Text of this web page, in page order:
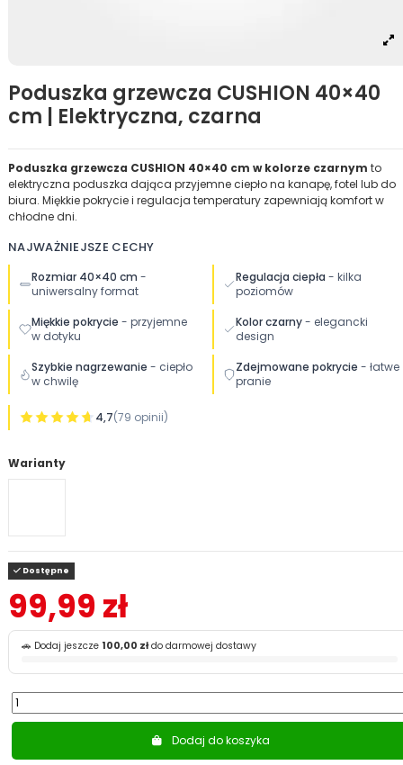
Poduszka grzewcza CUSHION 40×40
cm | Elektryczna, czarna
Poduszka grzewcza CUSHION 40×40 cm w kolorze czarnym to
elektryczna poduszka dająca przyjemne ciepło na kanapę, fotel lub do
biura. Miękkie pokrycie i regulacja temperatury zapewniają komfort w
chłodne dni.
NAJWAŻNIEJSZE CECHY
Rozmiar 40×40 cm -
uniwersalny format
Regulacja ciepła - kilka
poziomów
Miękkie pokrycie - przyjemne
w dotyku
Kolor czarny- elegancki
design
Szybkie nagrzewanie - ciepło
w chwilę
Zdejmowane pokrycie - łatwe
pranie
4,7(79 opinii)
Warianty
Dostępne
99,99 zł
🚗 Dodaj jeszcze 100,00 złdo darmowej dostawy
Dodaj do koszyka